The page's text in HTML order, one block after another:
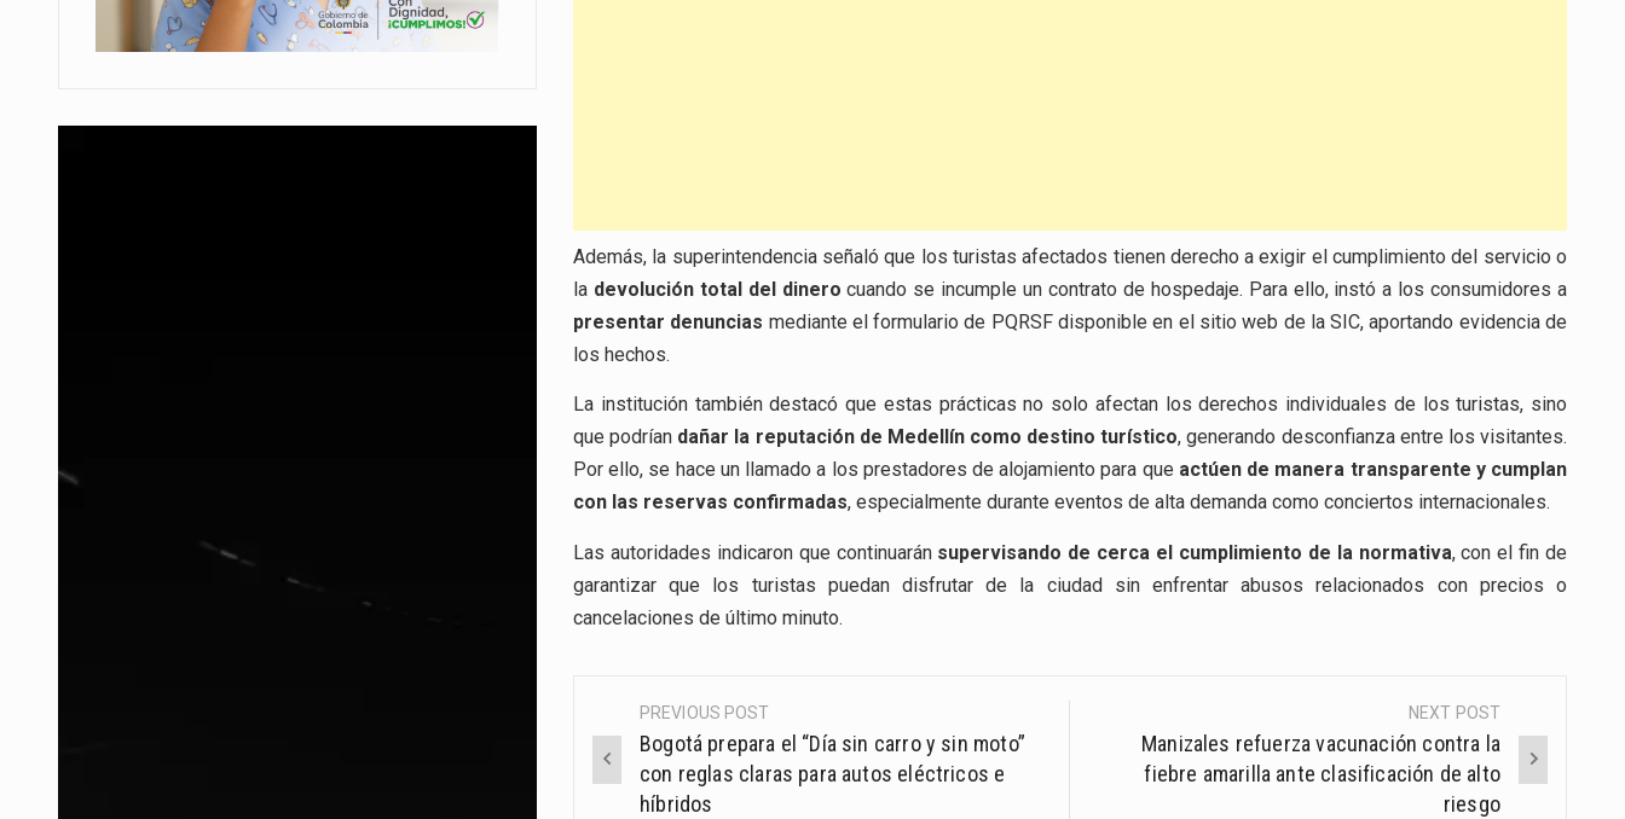
Además, la superintendencia señaló que los turistas afectados tienen derecho a exigir el cumplimiento del servicio o
la devolución total del dinero cuando se incumple un contrato de hospedaje. Para ello, instó a los consumidores a
presentar denuncias mediante el formulario de PQRSF disponible en el sitio web de la SIC, aportando evidencia de
los hechos.
La institución también destacó que estas prácticas no solo afectan los derechos individuales de los turistas, sino
que podrían dañar la reputación de Medellín como destino turístico, generando desconfianza entre los visitantes.
Por ello, se hace un llamado a los prestadores de alojamiento para que actúen de manera transparente y cumplan
con las reservas confirmadas, especialmente durante eventos de alta demanda como conciertos internacionales.
Las autoridades indicaron que continuarán supervisando de cerca el cumplimiento de la normativa, con el fin de
garantizar que los turistas puedan disfrutar de la ciudad sin enfrentar abusos relacionados con precios o
cancelaciones de último minuto.
Post
navigation
PREVIOUS POST
Bogotá prepara el “Día sin carro y sin moto”
con reglas claras para autos eléctricos e
híbridos
NEXT POST
Manizales refuerza vacunación contra la
fiebre amarilla ante clasificación de alto
riesgo